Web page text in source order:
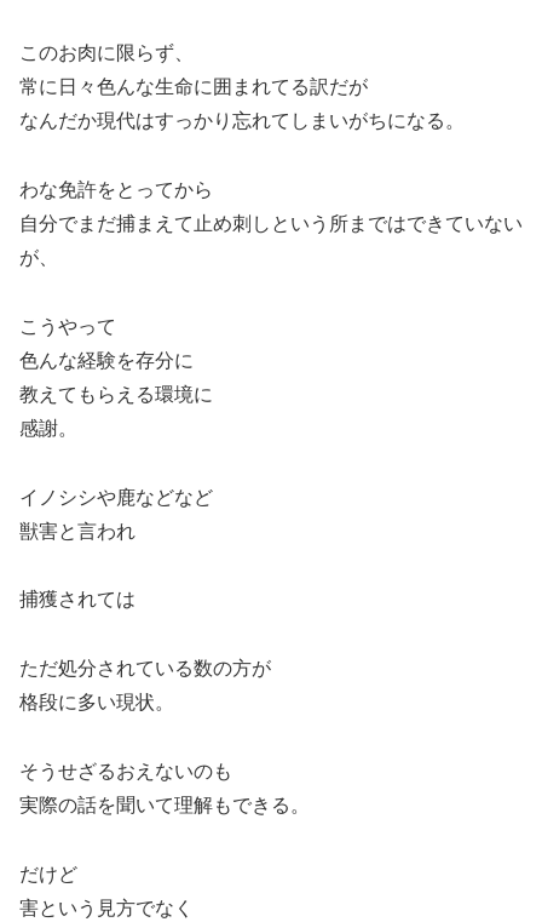
このお肉に限らず、
常に日々色んな生命に囲まれてる訳だが
なんだか現代はすっかり忘れてしまいがちになる。
わな免許をとってから
自分でまだ捕まえて止め刺しという所まではできていない
が、
こうやって
色んな経験を存分に
教えてもらえる環境に
感謝。
イノシシや鹿などなど
獣害と言われ
捕獲されては
ただ処分されている数の方が
格段に多い現状。
そうせざるおえないのも
実際の話を聞いて理解もできる。
だけど
害という見方でなく